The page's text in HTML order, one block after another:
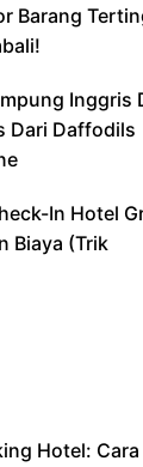
Barang
Inggris
Dari Daffodils
In Hotel
Biaya (Trik
Hotel: Cara